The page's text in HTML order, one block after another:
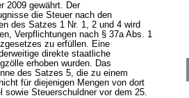
2009 gewährt. Der
die Steuer nach den
des Satzes 1 Nr. 1, 2 und 4 wird
Verpflichtungen nach § 37a Abs. 1
zu erfüllen. Eine
direkte staatliche
erhoben wurden. Das
des Satzes 5, die zu einem
für diejenigen Mengen von dort
sowie Steuerschuldner vor dem 25.